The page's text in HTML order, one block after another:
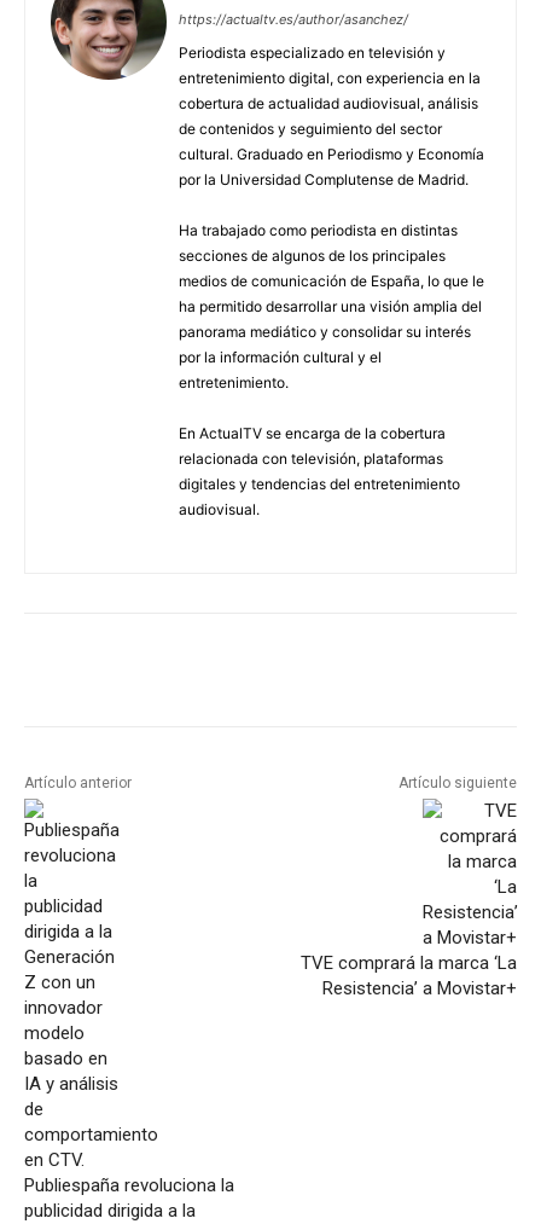
https://actualtv.es/author/asanchez/
Periodista especializado en televisión y
entretenimiento digital, con experiencia en la
cobertura de actualidad audiovisual, análisis
de contenidos y seguimiento del sector
cultural. Graduado en Periodismo y Economía
por la Universidad Complutense de Madrid.
Ha trabajado como periodista en distintas
secciones de algunos de los principales
medios de comunicación de España, lo que le
ha permitido desarrollar una visión amplia del
panorama mediático y consolidar su interés
por la información cultural y el
entretenimiento.
En ActualTV se encarga de la cobertura
relacionada con televisión, plataformas
digitales y tendencias del entretenimiento
audiovisual.
Artículo anterior
Publiespaña revoluciona la
publicidad dirigida a la
Artículo siguiente
TVE comprará la marca ‘La
Resistencia’ a Movistar+